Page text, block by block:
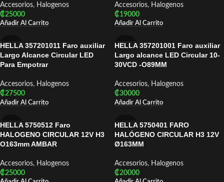
Accesorios, Halogenos
₡25000
Añadir Al Carrito
Accesorios, Halogenos
₡19000
Añadir Al Carrito
HELLA
HELLA 357201011 Faro auxiliar
Largo Alcance Circular LED
Para Empotrar
Accesorios, Halogenos
₡27500
Añadir Al Carrito
HELLA
HELLA 357201001 Faro auxiliar
Largo alcance LED Circular 10-
30VCD -O89MM
Accesorios, Halogenos
₡30000
Añadir Al Carrito
HELLA
HELLA 5750512 Faro
HALOGENO CIRCULAR 12V H3
O163mm AMBAR
Accesorios, Halogenos
₡25000
HELLA
HELLA 5750401 FARO
HALÓGENO CIRCULAR H3 12V
Ø163MM
Accesorios, Halogenos
₡20000